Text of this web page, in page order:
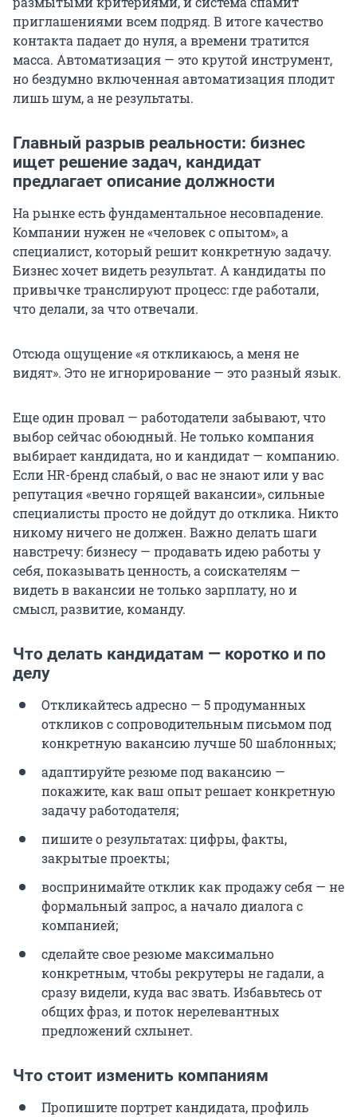
приглашениями всем подряд. В итоге качество
контакта падает до нуля, а времени тратится
масса. Автоматизация — это крутой инструмент,
но бездумно включенная автоматизация плодит
лишь шум, а не результаты.
Главный разрыв реальности: бизнес
ищет решение задач, кандидат
предлагает описание должности
На рынке есть фундаментальное несовпадение.
Компании нужен не «человек с опытом», а
специалист, который решит конкретную задачу.
Бизнес хочет видеть результат. А кандидаты по
привычке транслируют процесс: где работали,
что делали, за что отвечали.
Отсюда ощущение «я откликаюсь, а меня не
видят». Это не игнорирование — это разный язык.
Еще один провал — работодатели забывают, что
выбор сейчас обоюдный. Не только компания
выбирает кандидата, но и кандидат — компанию.
Если HR-бренд слабый, о вас не знают или у вас
репутация «вечно горящей вакансии», сильные
специалисты просто не дойдут до отклика. Никто
никому ничего не должен. Важно делать шаги
навстречу: бизнесу — продавать идею работы у
себя, показывать ценность, а соискателям —
видеть в вакансии не только зарплату, но и
смысл, развитие, команду.
Что делать кандидатам — коротко и по
делу
Откликайтесь адресно — 5 продуманных
откликов с сопроводительным письмом под
конкретную вакансию лучше 50 шаблонных;
адаптируйте резюме под вакансию —
покажите, как ваш опыт решает конкретную
задачу работодателя;
пишите о результатах: цифры, факты,
закрытые проекты;
воспринимайте отклик как продажу себя — не
формальный запрос, а начало диалога с
компанией;
сделайте свое резюме максимально
конкретным, чтобы рекрутеры не гадали, а
сразу видели, куда вас звать. Избавьтесь от
общих фраз, и поток нерелевантных
предложений схлынет.
Что стоит изменить компаниям
Пропишите портрет кандидата, профиль